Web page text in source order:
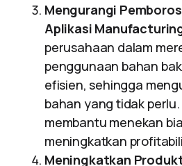
Mengurangi
Aplikasi
perusahaan dalam
penggunaan bahan
efisien, sehingga
bahan yang tidak
membantu menekan
meningkatkan
Meningkatkan